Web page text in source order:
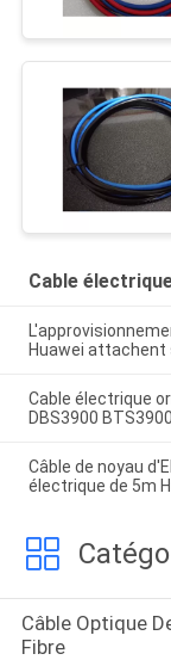
Cable
Huawei attachent
Cable électrique
DBS3900
Câble de noyau
électrique de 5m
Câble Optique
Fibre